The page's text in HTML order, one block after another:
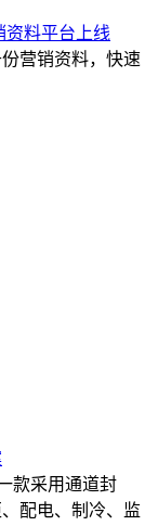
资料平台上线
营销资料，快速
款采用通道封
配电、制冷、监